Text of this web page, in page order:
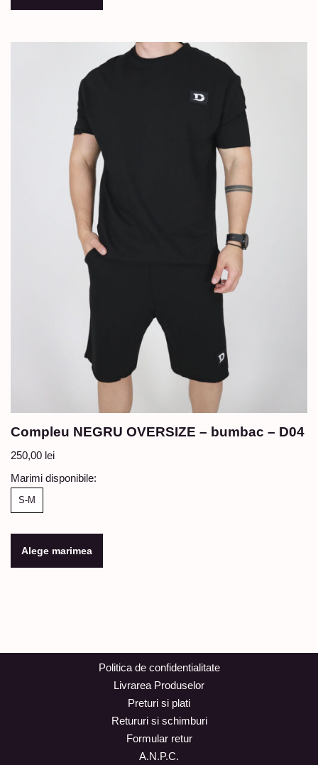
Compleu NEGRU OVERSIZE – bumbac – D04
250,00 lei
Marimi disponibile:
S-M
Alege marimea
Politica de confidentialitate
Livrarea Produselor
Preturi si plati
Retururi si schimburi
Formular retur
A.N.P.C.